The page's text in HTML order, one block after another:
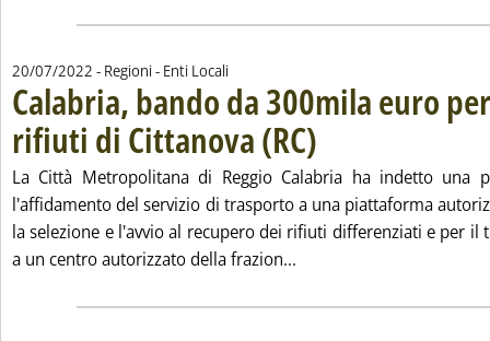
20/07/2022 - Regioni - Enti Locali
Calabria, bando da 300mila euro
rifiuti di Cittanova (RC) . Pubblicata mercoledì 20
La Città Metropolitana di Reggio Calabria ha indetto una
l'affidamento del servizio di trasporto a una piattaforma
la selezione e l'avvio al recupero dei rifiuti differenziati e per il
a un centro autorizzato della frazion...